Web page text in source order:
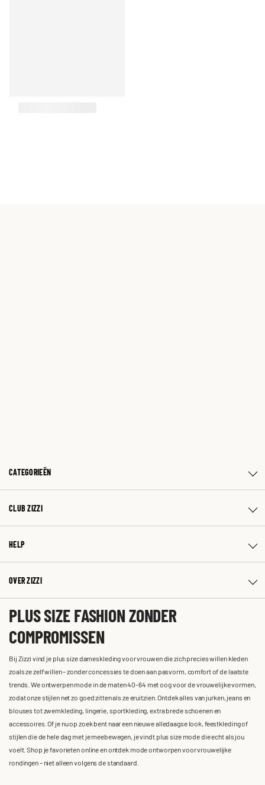
CATEGORIEËN
CLUB ZIZZI
HELP
OVER ZIZZI
PLUS SIZE FASHION ZONDER
COMPROMISSEN
Bij Zizzi vind je plus size dameskleding voor vrouwen die zich precies willen kleden
zoals ze zelf willen – zonder concessies te doen aan pasvorm, comfort of de laatste
trends. We ontwerpen mode in de maten 40-64 met oog voor de vrouwelijke vormen,
zodat onze stijlen net zo goed zitten als ze eruitzien. Ontdek alles van jurken, jeans en
blouses tot zwemkleding, lingerie, sportkleding, extra brede schoenen en
accessoires. Of je nu op zoek bent naar een nieuwe alledaagse look, feestkleding of
stijlen die de hele dag met je meebewegen, je vindt plus size mode die echt als jou
voelt. Shop je favorieten online en ontdek mode ontworpen voor vrouwelijke
rondingen – niet alleen volgens de standaard.